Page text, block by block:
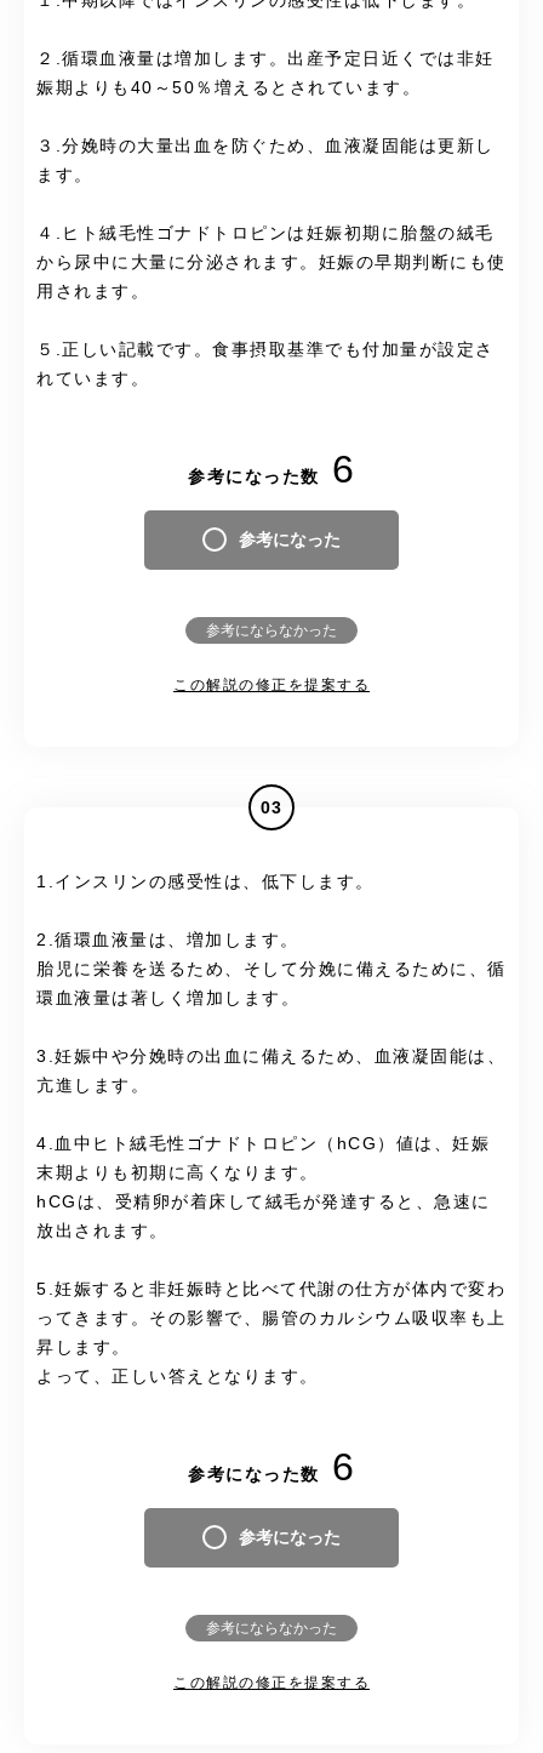
２.循環血液量は増加します。出産予定日近くでは非妊
娠期よりも40～50％増えるとされています。
３.分娩時の大量出血を防ぐため、血液凝固能は更新し
ます。
４.ヒト絨毛性ゴナドトロピンは妊娠初期に胎盤の絨毛
から尿中に大量に分泌されます。妊娠の早期判断にも使
用されます。
５.正しい記載です。食事摂取基準でも付加量が設定さ
れています。
参考になった数 6
参考になった
参考にならなかった
この解説の修正を提案する
03
1.インスリンの感受性は、低下します。
2.循環血液量は、増加します。
胎児に栄養を送るため、そして分娩に備えるために、循
環血液量は著しく増加します。
3.妊娠中や分娩時の出血に備えるため、血液凝固能は、
亢進します。
4.血中ヒト絨毛性ゴナドトロピン（hCG）値は、妊娠
末期よりも初期に高くなります。
hCGは、受精卵が着床して絨毛が発達すると、急速に
放出されます。
5.妊娠すると非妊娠時と比べて代謝の仕方が体内で変わ
ってきます。その影響で、腸管のカルシウム吸収率も上
昇します。
よって、正しい答えとなります。
参考になった数 6
参考になった
参考にならなかった
この解説の修正を提案する